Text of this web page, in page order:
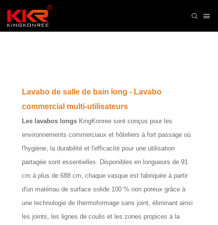
Lavabo de salle de bain long - Lavabo
commercial multi-utilisateurs
Les lavabos longs KingKonree sont conçus pour les
environnements commerciaux et hôteliers à fort passage où
l'hygiène, la durabilité et l'efficacité pour une utilisation
partagée sont essentielles. Disponibles en longueurs de 91
cm à plus de 688 cm, chaque vasque est fabriquée à partir
d'un matériau de surface solide 100 % non poreux grâce à
une technologie de thermoformage sans joint, éliminant ainsi
les joints, les lignes de coulis et les zones propices à la